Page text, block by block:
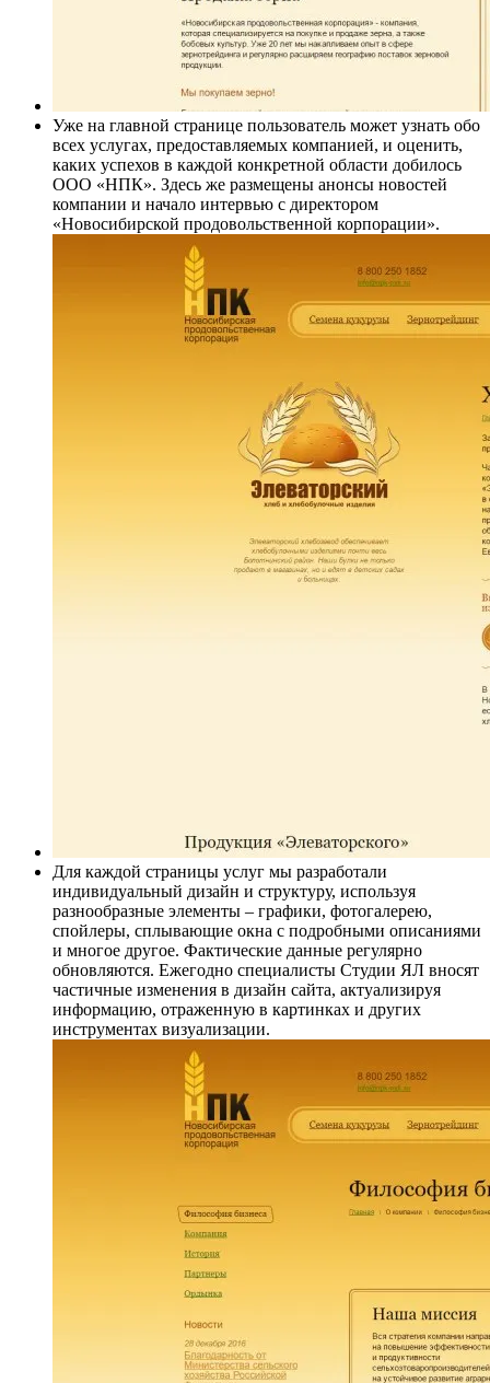
Уже на главной странице пользователь может узнать обо
всех услугах, предоставляемых компанией, и оценить,
каких успехов в каждой конкретной области добилось
ООО «НПК». Здесь же размещены анонсы новостей
компании и начало интервью с директором
«Новосибирской продовольственной корпорации».
Для каждой страницы услуг мы разработали
индивидуальный дизайн и структуру, используя
разнообразные элементы – графики, фотогалерею,
спойлеры, сплывающие окна с подробными описаниями
и многое другое. Фактические данные регулярно
обновляются. Ежегодно специалисты Студии ЯЛ вносят
частичные изменения в дизайн сайта, актуализируя
информацию, отраженную в картинках и других
инструментах визуализации.